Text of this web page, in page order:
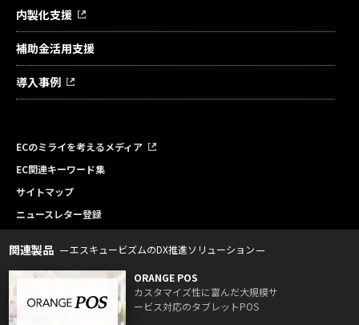
内製化支援
補助金活用支援
導入事例
ECのミライを考えるメディア
EC関連キーワード集
サイトマップ
ニュースレター登録
関連製品 エスキュービズムのDX推進ソリューション
ORANGE POS
カスタマイズ性に富んだ大規模サ
ービス対応のタブレットPOS